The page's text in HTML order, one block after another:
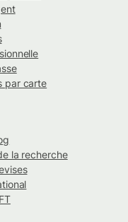
par carte
la recherche